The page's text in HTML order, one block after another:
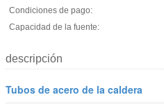
Condiciones de pago:
Capacidad de la fuente:
descripción
Tubos de acero de la caldera